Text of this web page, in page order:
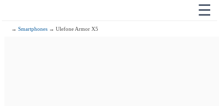
☰
→Smartphones → Ulefone Armor X5